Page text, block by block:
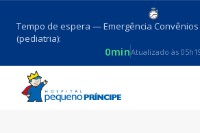
Tempo de espera — Emergência
(pediatria):
0minAtualizado às
SENSOR OXY MAXI